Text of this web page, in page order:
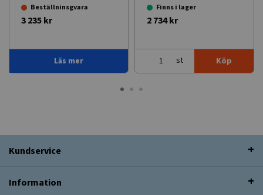
Beställninsgvara
3 235 kr
Läs mer
Finns i lager
2 734 kr
st Köp
Kundservice
Information